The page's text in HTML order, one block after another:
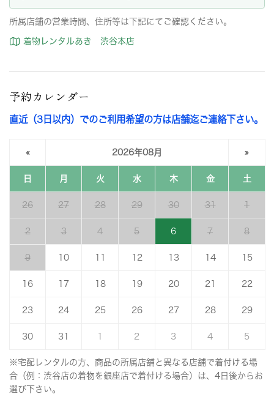
所属店舗の営業時間、住所等は下記にてご確認ください。
着物レンタルあき 渋谷本店
予約カレンダー
直近（3日以内）でのご利用希望の方は店舗迄ご連絡下さい。
« 2026年08月 »
日 月 火 水 木 金 土
26 27 28 29 30 31 1
2 3 4 5 6 7 8
9 10 12 13 14 15
16 17 18 19 20 21 22
23 24 25 26 27 28 29
30 31 2 3 4 5
※宅配レンタルの方、商品の所属店舗と異なる店舗で着付ける場
合（例：渋谷店の着物を銀座店で着付ける場合）は、4日後からお
選び下さい。